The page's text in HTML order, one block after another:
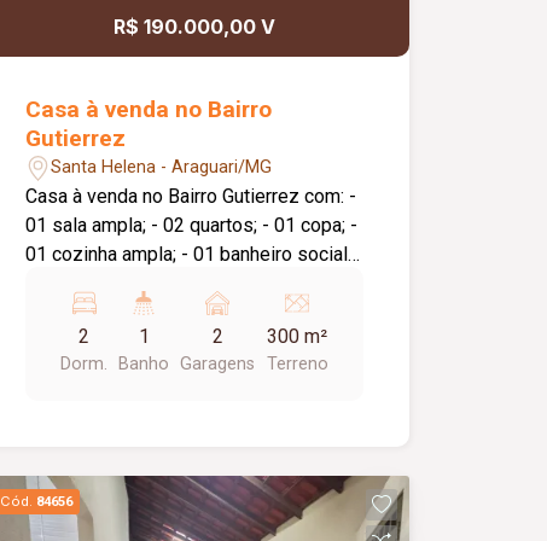
R$ 190.000,00 V
Casa à venda no Bairro
Gutierrez
Santa Helena - Araguari/MG
Casa à venda no Bairro Gutierrez com: -
01 sala ampla; - 02 quartos; - 01 copa; -
01 cozinha ampla; - 01 banheiro social;
quintal com plantas frutíferas, -
garagem para 02 carros.
2
Dorm.
1
Banho
2
Garagens
300 m²
Terreno
Cód. 84656